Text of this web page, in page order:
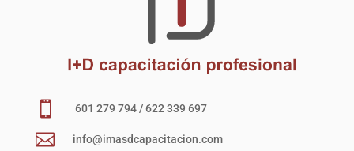
 601 279 794 / 622 339 697
 info@imasdcapacitacion.com